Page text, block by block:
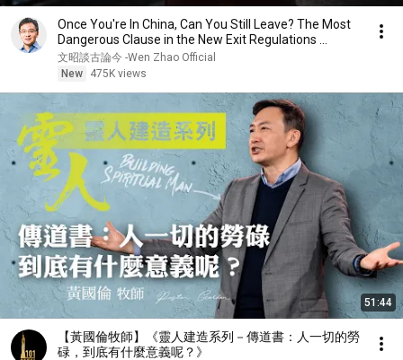
Once You're In China, Can You Still Leave? The Most
Dangerous Clause in the New Exit Regulations ...
文昭談古論今 -Wen Zhao Official
New
475K views
51:44
【黃國倫牧師】《靈人建造系列－傳道書：人一切的勞
碌，到底有什麼意義呢？》